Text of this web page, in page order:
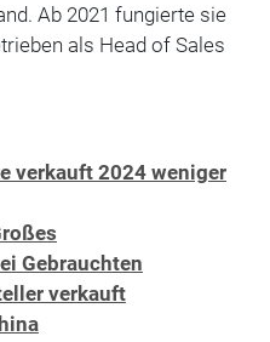
Ab 2021 fungierte sie
als Head of Sales
verkauft 2024 weniger
Gebrauchten
verkauft